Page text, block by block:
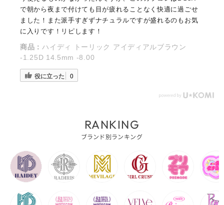
で朝から夜まで付けても目が疲れることなく快適に過ごせ
ました！また派手すぎずナチュラルですが盛れるのもお気
に入りです！リピします！
商品： ハイディ トーリック アイディアルブラウン
-1.25D 14.5mm -8.00
役に立った 0
RANKING
ブランド別ランキング